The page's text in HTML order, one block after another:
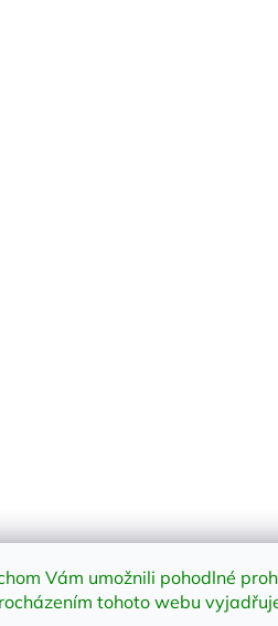
Vám umožnili pohodlné
tohoto webu